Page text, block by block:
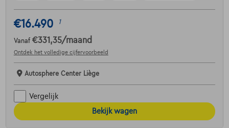
€16.490 1
Vanaf €331,35/maand
Ontdek het volledige cijfervoorbeeld
Autosphere Center Liège
Vergelijk
Bekijk wagen